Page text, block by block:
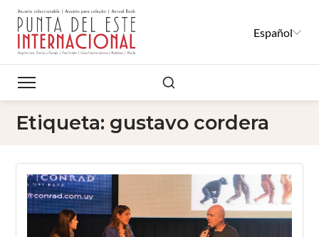
Español
Buscar
Etiqueta: gustavo cordera